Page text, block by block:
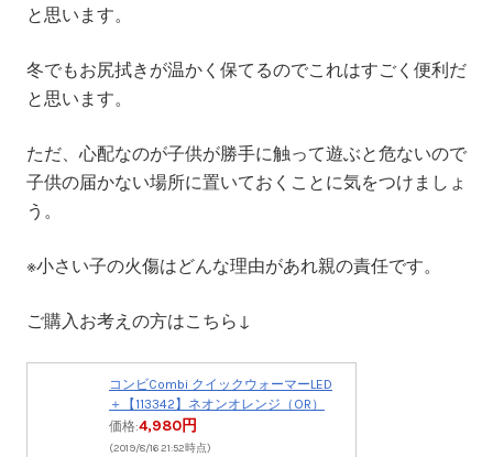
と思います。
冬でもお尻拭きが温かく保てるのでこれはすごく便利だ
と思います。
ただ、心配なのが子供が勝手に触って遊ぶと危ないので
子供の届かない場所に置いておくことに気をつけましょ
う。
※小さい子の火傷はどんな理由があれ親の責任です。
ご購入お考えの方はこちら↓
コンビCombi クイックウォーマーLED
＋【113342】ネオンオレンジ（OR）
価格:4,980円
(2019/8/16 21:52時点)